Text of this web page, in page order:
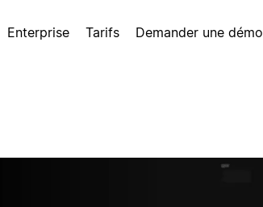
Enterprise Tarifs Demander une démo